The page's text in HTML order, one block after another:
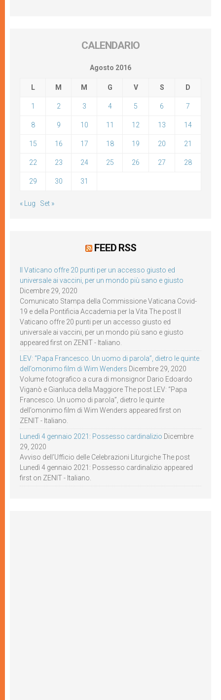
CALENDARIO
Agosto 2016
L M M G V S D
1 2 3 4 5 6 7
8 9 10 11 12 13 14
15 16 17 18 19 20 21
22 23 24 25 26 27 28
29 30 31
« Lug Set »
FEED RSS
Il Vaticano offre 20 punti per un accesso giusto ed
universale ai vaccini, per un mondo più sano e giusto
Dicembre 29, 2020
Comunicato Stampa della Commissione Vaticana Covid-
19 e della Pontificia Accademia per la Vita The post Il
Vaticano offre 20 punti per un accesso giusto ed
universale ai vaccini, per un mondo più sano e giusto
appeared first on ZENIT - Italiano.
LEV: “Papa Francesco. Un uomo di parola”, dietro le quinte
dell’omonimo film di Wim Wenders Dicembre 29, 2020
Volume fotografico a cura di monsignor Dario Edoardo
Viganò e Gianluca della Maggiore The post LEV: “Papa
Francesco. Un uomo di parola”, dietro le quinte
dell’omonimo film di Wim Wenders appeared first on
ZENIT - Italiano.
Lunedì 4 gennaio 2021: Possesso cardinalizio Dicembre
29, 2020
Avviso dell’Ufficio delle Celebrazioni Liturgiche The post
Lunedì 4 gennaio 2021: Possesso cardinalizio appeared
first on ZENIT - Italiano.